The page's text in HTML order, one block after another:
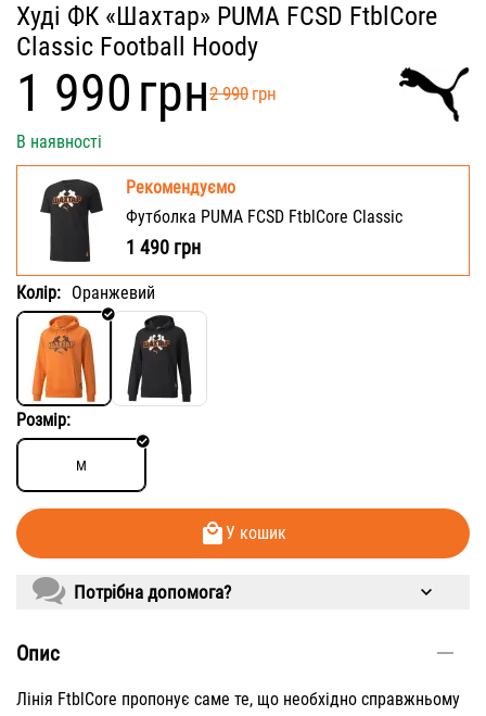
Худі ФК «Шахтар» PUMA FCSD FtblCore
Classic Football Hoody
‍1 990‍грн‍2 990‍ грн
В наявності
Рекомендуємо
Футболка PUMA FCSD FtblCore Classic
1 490 грн
Колір: Оранжевий
Розмір:
M
У кошик
Потрібна допомога?
Опис
Лінія FtblCore пропонує саме те, що необхідно справжньому